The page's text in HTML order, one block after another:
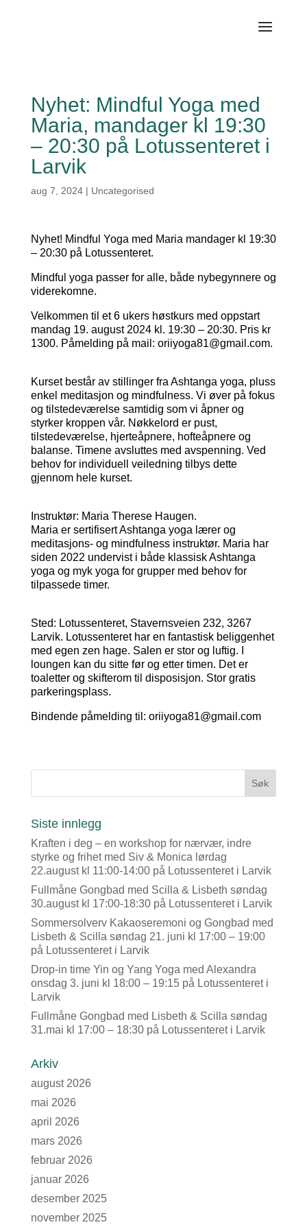
Nyhet: Mindful Yoga med
Maria, mandager kl 19:30
– 20:30 på Lotussenteret i
Larvik
aug 7, 2024| Uncategorised
Nyhet! Mindful Yoga med Maria mandager kl 19:30
– 20:30 på Lotussenteret.
Mindful yoga passer for alle, både nybegynnere og
viderekomne.
Velkommen til et 6 ukers høstkurs med oppstart
mandag 19. august 2024 kl. 19:30 – 20:30. Pris kr
1300. Påmelding på mail: oriiyoga81@gmail.com.
Kurset består av stillinger fra Ashtanga yoga, pluss
enkel meditasjon og mindfulness. Vi øver på fokus
og tilstedeværelse samtidig som vi åpner og
styrker kroppen vår. Nøkkelord er pust,
tilstedeværelse, hjerteåpnere, hofteåpnere og
balanse. Timene avsluttes med avspenning. Ved
behov for individuell veiledning tilbys dette
gjennom hele kurset.
Instruktør: Maria Therese Haugen.
Maria er sertifisert Ashtanga yoga lærer og
meditasjons- og mindfulness instruktør. Maria har
siden 2022 undervist i både klassisk Ashtanga
yoga og myk yoga for grupper med behov for
tilpassede timer.
Sted: Lotussenteret, Stavernsveien 232, 3267
Larvik. Lotussenteret har en fantastisk beliggenhet
med egen zen hage. Salen er stor og luftig. I
loungen kan du sitte før og etter timen. Det er
toaletter og skifterom til disposisjon. Stor gratis
parkeringsplass.
Bindende påmelding til: oriiyoga81@gmail.com
Siste innlegg
Kraften i deg – en workshop for nærvær, indre
styrke og frihet med Siv & Monica lørdag
22.august kl 11:00-14:00 på Lotussenteret i Larvik
Fullmåne Gongbad med Scilla & Lisbeth søndag
30.august kl 17:00-18:30 på Lotussenteret i Larvik
Sommersolverv Kakaoseremoni og Gongbad med
Lisbeth & Scilla søndag 21. juni kl 17:00 – 19:00
på Lotussenteret i Larvik
Drop-in time Yin og Yang Yoga med Alexandra
onsdag 3. juni kl 18:00 – 19:15 på Lotussenteret i
Larvik
Fullmåne Gongbad med Lisbeth & Scilla søndag
31.mai kl 17:00 – 18:30 på Lotussenteret i Larvik
Arkiv
august 2026
mai 2026
april 2026
mars 2026
februar 2026
januar 2026
desember 2025
november 2025